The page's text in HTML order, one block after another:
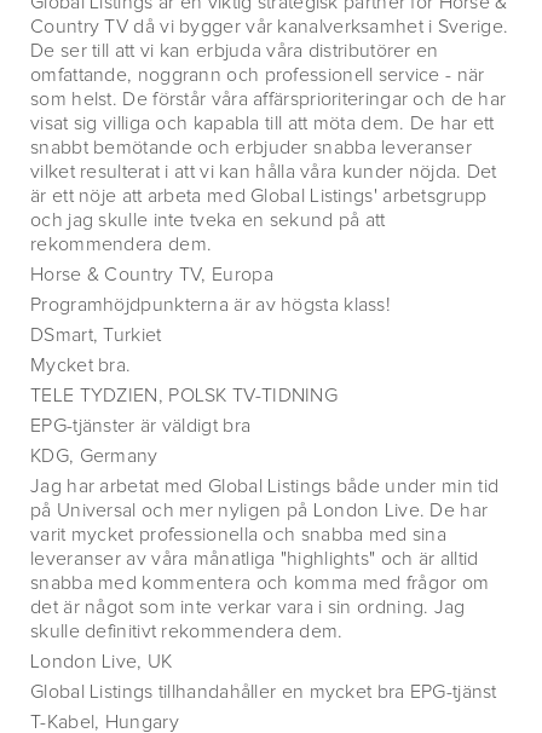
Country TV då vi bygger vår kanalverksamhet i Sverige.
De ser till att vi kan erbjuda våra distributörer en
omfattande, noggrann och professionell service - när
som helst. De förstår våra affärsprioriteringar och de har
visat sig villiga och kapabla till att möta dem. De har ett
snabbt bemötande och erbjuder snabba leveranser
vilket resulterat i att vi kan hålla våra kunder nöjda. Det
är ett nöje att arbeta med Global Listings' arbetsgrupp
och jag skulle inte tveka en sekund på att
rekommendera dem.
Horse & Country TV, Europa
Programhöjdpunkterna är av högsta klass!
DSmart, Turkiet
Mycket bra.
TELE TYDZIEN, POLSK TV-TIDNING
EPG-tjänster är väldigt bra
KDG, Germany
Jag har arbetat med Global Listings både under min tid
på Universal och mer nyligen på London Live. De har
varit mycket professionella och snabba med sina
leveranser av våra månatliga "highlights" och är alltid
snabba med kommentera och komma med frågor om
det är något som inte verkar vara i sin ordning. Jag
skulle definitivt rekommendera dem.
London Live, UK
Global Listings tillhandahåller en mycket bra EPG-tjänst
T-Kabel, Hungary